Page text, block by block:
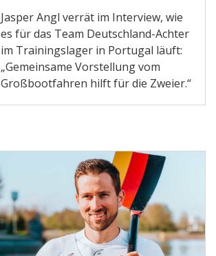
Jasper Angl verrät im Interview, wie
es für das Team Deutschland-Achter
im Trainingslager in Portugal läuft:
„Gemeinsame Vorstellung vom
Großbootfahren hilft für die Zweier.“